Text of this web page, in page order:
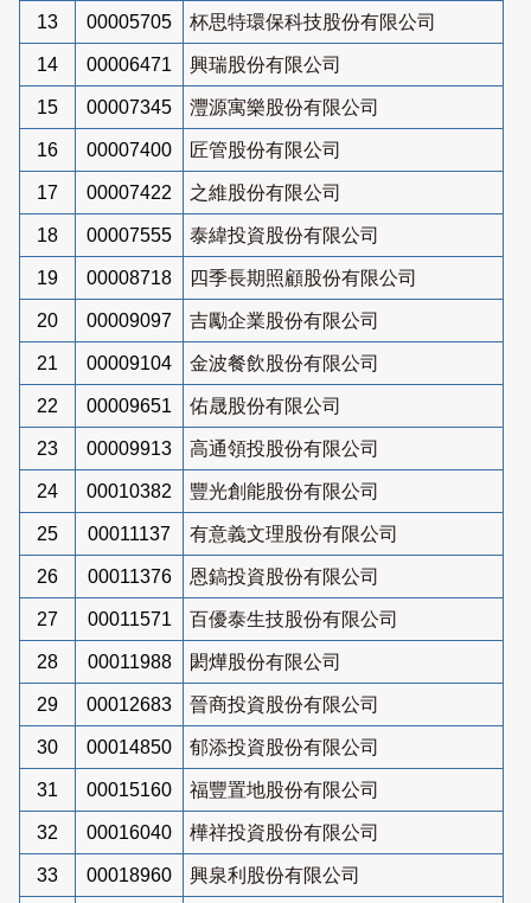
13 00005705 杯思特環保科技股份有限公司
14 00006471 興瑞股份有限公司
15 00007345 灃源寓樂股份有限公司
16 00007400 匠管股份有限公司
17 00007422 之維股份有限公司
18 00007555 泰緯投資股份有限公司
19 00008718 四季長期照顧股份有限公司
20 00009097 吉勵企業股份有限公司
21 00009104 金波餐飲股份有限公司
22 00009651 佑晟股份有限公司
23 00009913 高通領投股份有限公司
24 00010382 豐光創能股份有限公司
25 00011137 有意義文理股份有限公司
26 00011376 恩鎬投資股份有限公司
27 00011571 百優泰生技股份有限公司
28 00011988 閎燁股份有限公司
29 00012683 晉商投資股份有限公司
30 00014850 郁添投資股份有限公司
31 00015160 福豐置地股份有限公司
32 00016040 樺祥投資股份有限公司
33 00018960 興泉利股份有限公司